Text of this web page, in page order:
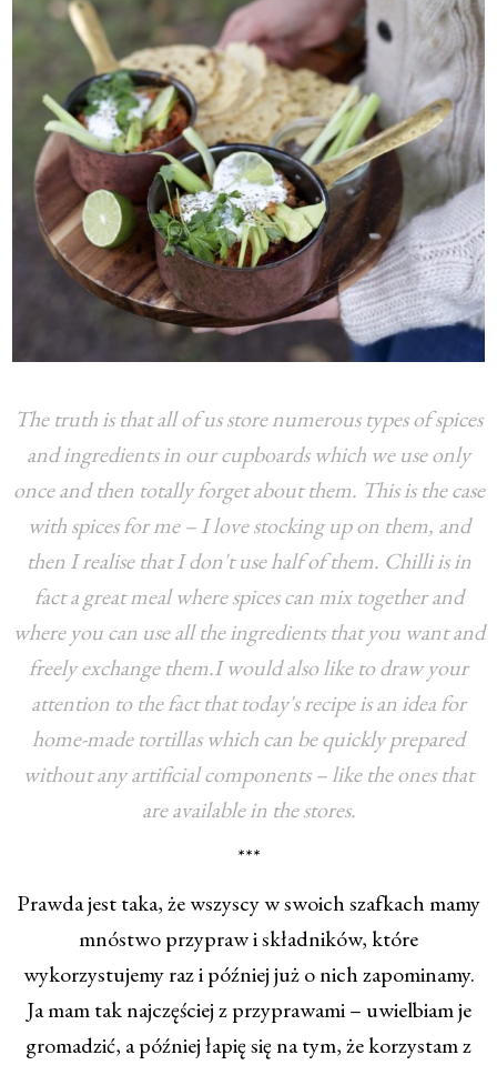
The truth is that all of us store numerous types of spices
and ingredients in our cupboards which we use only
once and then totally forget about them. This is the case
with spices for me – I love stocking up on them, and
then I realise that I don't use half of them. Chilli is in
fact a great meal where spices can mix together and
where you can use all the ingredients that you want and
freely exchange them.I would also like to draw your
attention to the fact that today's recipe is an idea for
home-made tortillas which can be quickly prepared
without any artificial components – like the ones that
are available in the stores.
***
Prawda jest taka, że wszyscy w swoich szafkach mamy
mnóstwo przypraw i składników, które
wykorzystujemy raz i później już o nich zapominamy.
Ja mam tak najczęściej z przyprawami – uwielbiam je
gromadzić, a później łapię się na tym, że korzystam z